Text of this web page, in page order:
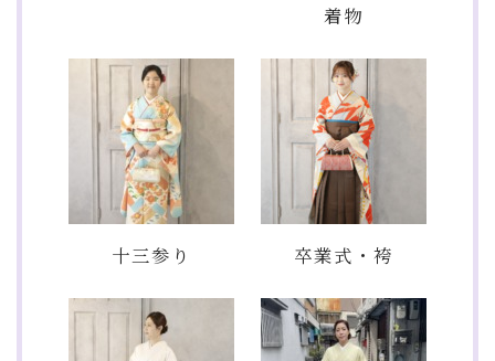
着物
十三参り 卒業式・袴